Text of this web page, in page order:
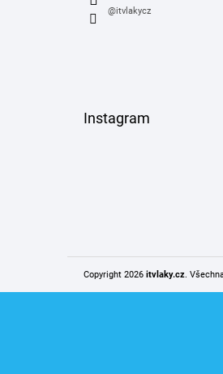
@itvlakycz
Instagram
Copyright 2026 itvlaky.cz.